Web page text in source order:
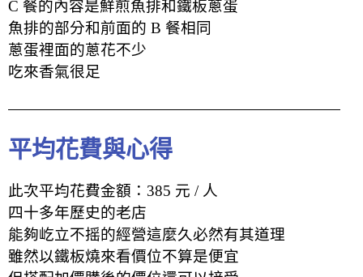
C 餐的內容是鮮煎魚排和鐵板蔥蛋
魚排的部分和前面的 B 餐相同
蔥蛋裡面的蔥花不少
吃來香氣很足
平均花費與心得
此次平均花費金額：385 元 / 人
四十多年歷史的老店
能夠屹立不摇的經營這麼久必然有其道理
雖然以鐵板燒來看價位不算是便宜